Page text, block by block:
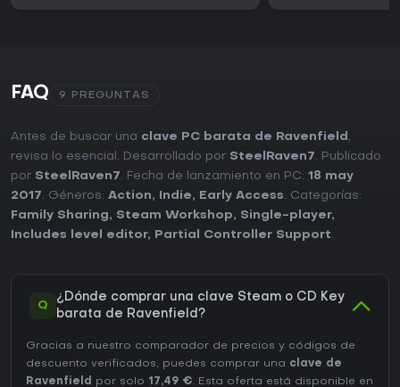
FAQ 9 PREGUNTAS
Antes de buscar una clave PC barata de Ravenfield ,
revisa lo esencial. Desarrollado por SteelRaven7. Publicado
por SteelRaven7. Fecha de lanzamiento en PC: 18 may
2017. Géneros: Action, Indie, Early Access. Categorías:
Family Sharing, Steam Workshop, Single-player,
Includes level editor, Partial Controller Support.
Q
¿Dónde comprar una clave Steam o CD Key
barata de Ravenfield?
Gracias a nuestro comparador de precios y códigos de
descuento verificados, puedes comprar una clave de
Ravenfield
por solo 17,49 €. Esta oferta está disponible en